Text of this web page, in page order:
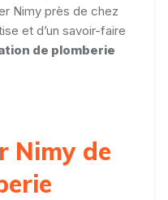
Nimy près de chez
et d’un savoir-faire
de plomberie
Nimy de